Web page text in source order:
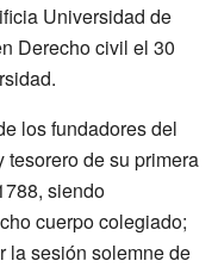
Universidad de
Derecho civil el 30
los fundadores del
de su primera
siendo
cuerpo colegiado;
la sesión solemne de